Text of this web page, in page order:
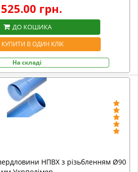
грн.
ДО КОШИКА
КУПИТИ В ОДИН КЛІК
На складі
НПВХ з різьбленням Ø90